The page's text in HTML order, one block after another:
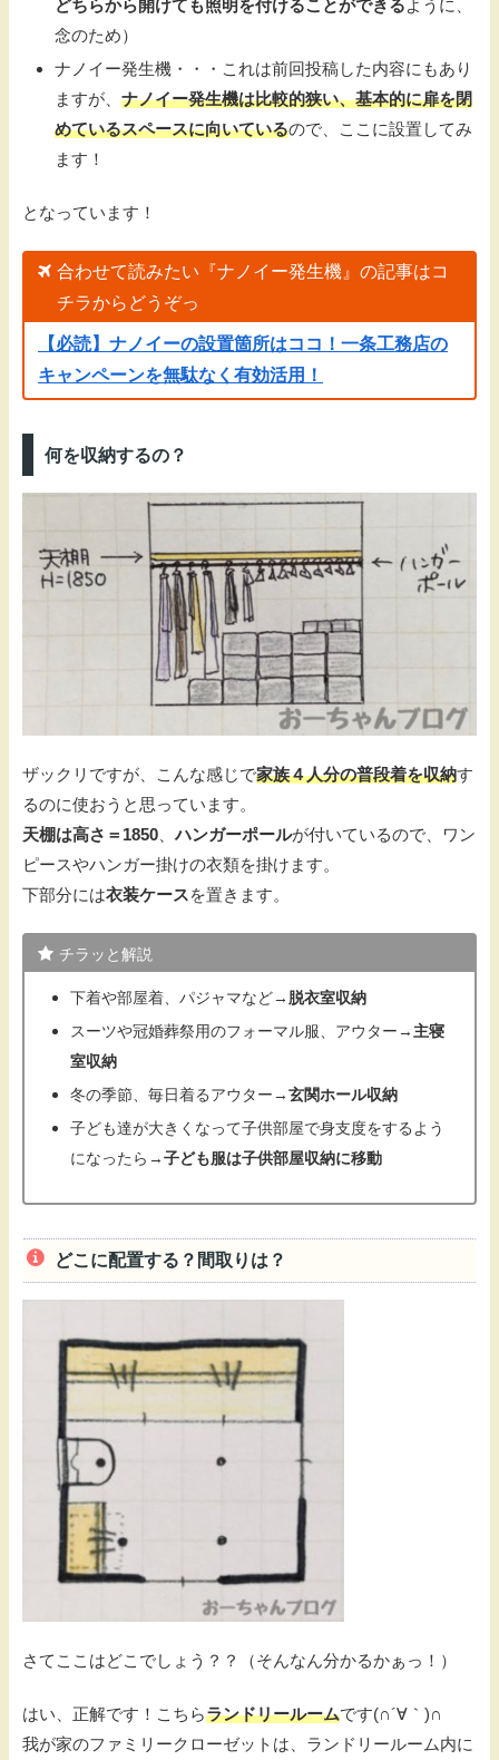
どちらから開けても照明を付けることができるように、
念のため）
ナノイー発生機・・・これは前回投稿した内容にもあり
ますが、 ナノイー発生機は比較的狭い、基本的に扉を閉
めているスペースに向いているので、ここに設置してみ
ます！
となっています！
合わせて読みたい『ナノイー発生機』の記事はコ
チラからどうぞっ
【必読】ナノイーの設置箇所はココ！一条工務店の
キャンペーンを無駄なく有効活用！
何を収納するの？
ザックリですが、こんな感じで家族４人分の普段着を収納す
るのに使おうと思っています。
天棚は高さ＝1850 、ハンガーポールが付いているので、ワン
ピースやハンガー掛けの衣類を掛けます。
下部分には衣装ケースを置きます。
チラッと解説
下着や部屋着、パジャマなど→ 脱衣室収納
スーツや冠婚葬祭用のフォーマル服、アウター→ 主寝
室収納
冬の季節、毎日着るアウター→玄関ホール収納
子ども達が大きくなって子供部屋で身支度をするよう
になったら→子ども服は子供部屋収納に移動
どこに配置する？間取りは？
さてここはどこでしょう？？（そんなん分かるかぁっ！）
はい、正解です！こちらランドリールームです(∩´∀｀)∩
我が家のファミリークローゼットは、ランドリールーム内に